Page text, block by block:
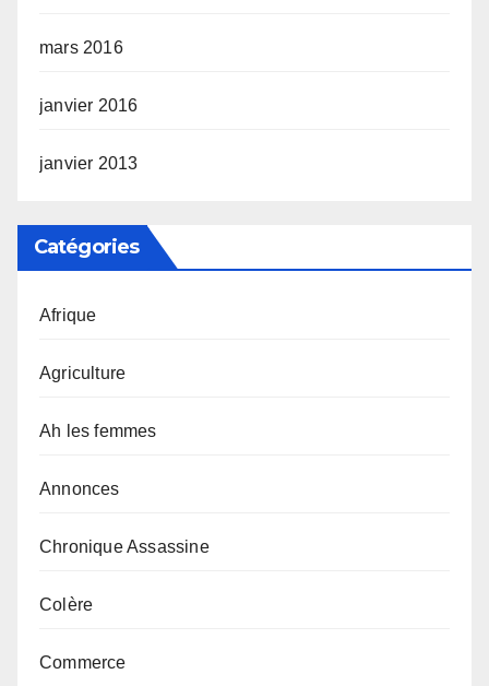
mars 2016
janvier 2016
janvier 2013
Catégories
Afrique
Agriculture
Ah les femmes
Annonces
Chronique Assassine
Colère
Commerce